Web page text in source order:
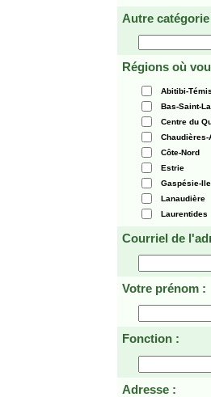
Autre
Régions où
Abitibi-
Bas-Saint-
Centre du
Chaudières-
Côte-Nord
Estrie
Gaspésie-
Lanaudière
Laurentides
Courriel de
Votre prénom :
Fonction :
Adresse :